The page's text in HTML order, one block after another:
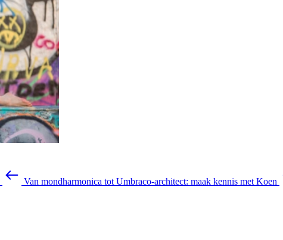
Van mondharmonica tot Umbraco-architect: maak kennis met Koen